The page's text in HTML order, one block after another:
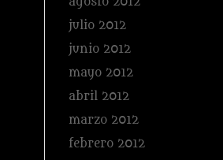
julio 2012
junio 2012
mayo 2012
abril 2012
marzo 2012
febrero 2012